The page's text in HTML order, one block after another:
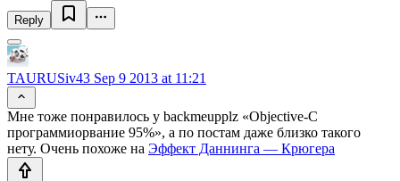
Reply
TAURUSiv43 Sep 9 2013 at 11:21
Мне тоже понравилось у backmeupplz «Objective-C
программиорвание 95%», а по постам даже близко такого
нету. Очень похоже на Эффект Даннинга — Крюгера